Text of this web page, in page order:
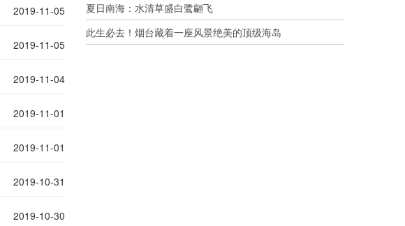
2019-11-05
2019-11-05
2019-11-04
2019-11-01
2019-11-01
2019-10-31
2019-10-30
夏日南海：水清草盛白鹭翩飞
此生必去！烟台藏着一座风景绝美的顶级海岛